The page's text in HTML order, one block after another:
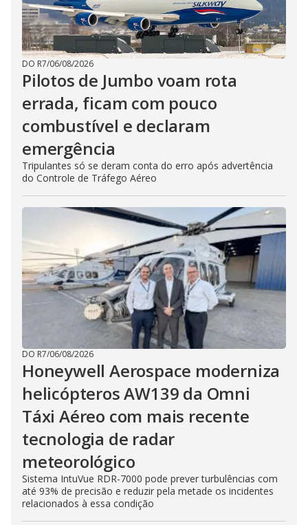
DO R7/06/08/2026
Pilotos de Jumbo voam rota
errada, ficam com pouco
combustível e declaram
emergência
Tripulantes só se deram conta do erro após advertência
do Controle de Tráfego Aéreo
DO R7/06/08/2026
Honeywell Aerospace moderniza
helicópteros AW139 da Omni
Táxi Aéreo com mais recente
tecnologia de radar
meteorológico
Sistema IntuVue RDR-7000 pode prever turbulências com
até 93% de precisão e reduzir pela metade os incidentes
relacionados à essa condição